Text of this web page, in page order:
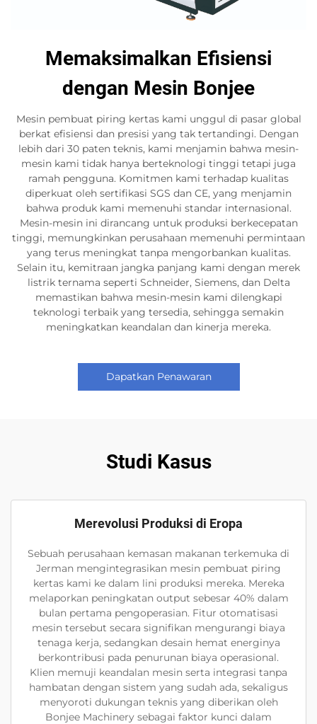
Memaksimalkan Efisiensi
dengan Mesin Bonjee
Mesin pembuat piring kertas kami unggul di pasar global
berkat efisiensi dan presisi yang tak tertandingi. Dengan
lebih dari 30 paten teknis, kami menjamin bahwa mesin-
mesin kami tidak hanya berteknologi tinggi tetapi juga
ramah pengguna. Komitmen kami terhadap kualitas
diperkuat oleh sertifikasi SGS dan CE, yang menjamin
bahwa produk kami memenuhi standar internasional.
Mesin-mesin ini dirancang untuk produksi berkecepatan
tinggi, memungkinkan perusahaan memenuhi permintaan
yang terus meningkat tanpa mengorbankan kualitas.
Selain itu, kemitraan jangka panjang kami dengan merek
listrik ternama seperti Schneider, Siemens, dan Delta
memastikan bahwa mesin-mesin kami dilengkapi
teknologi terbaik yang tersedia, sehingga semakin
meningkatkan keandalan dan kinerja mereka.
Dapatkan Penawaran
Studi Kasus
Merevolusi Produksi di Eropa
Sebuah perusahaan kemasan makanan terkemuka di
Jerman mengintegrasikan mesin pembuat piring
kertas kami ke dalam lini produksi mereka. Mereka
melaporkan peningkatan output sebesar 40% dalam
bulan pertama pengoperasian. Fitur otomatisasi
mesin tersebut secara signifikan mengurangi biaya
tenaga kerja, sedangkan desain hemat energinya
berkontribusi pada penurunan biaya operasional.
Klien memuji keandalan mesin serta integrasi tanpa
hambatan dengan sistem yang sudah ada, sekaligus
menyoroti dukungan teknis yang diberikan oleh
Bonjee Machinery sebagai faktor kunci dalam